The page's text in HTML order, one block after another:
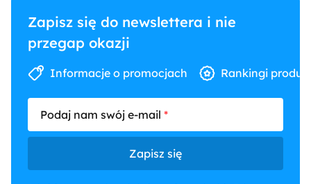
Drewno
Ilość paczek:
Kolor detalu:
Szary
Zapisz się do newslettera i nie
przegap okazji
Informacje o promocjach Rankingi
Podaj nam swój e-mail
Zapisz się